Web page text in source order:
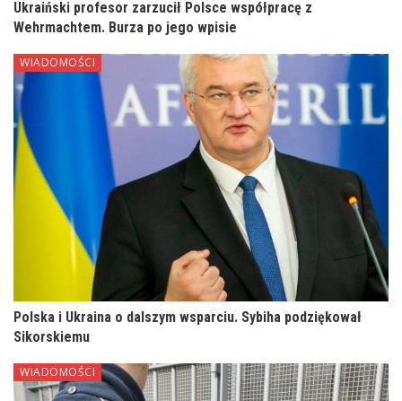
Ukraiński profesor zarzucił Polsce współpracę z
Wehrmachtem. Burza po jego wpisie
WIADOMOŚCI
Polska i Ukraina o dalszym wsparciu. Sybiha podziękował
Sikorskiemu
WIADOMOŚCI